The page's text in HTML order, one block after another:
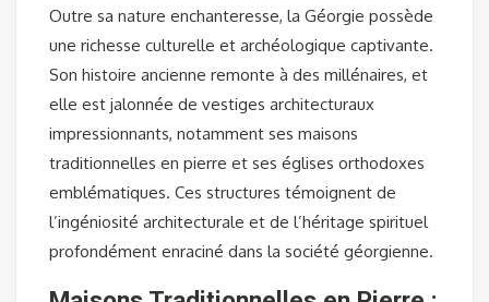
Outre sa nature enchanteresse, la Géorgie possède
une richesse culturelle et archéologique captivante.
Son histoire ancienne remonte à des millénaires, et
elle est jalonnée de vestiges architecturaux
impressionnants, notamment ses maisons
traditionnelles en pierre et ses églises orthodoxes
emblématiques. Ces structures témoignent de
l’ingéniosité architecturale et de l’héritage spirituel
profondément enraciné dans la société géorgienne.